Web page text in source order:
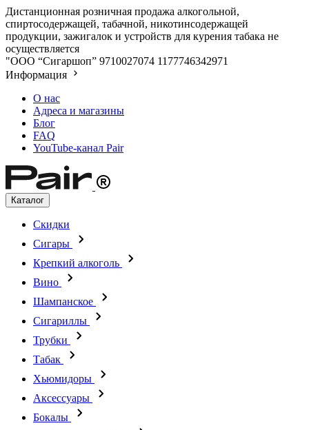
Дистанционная розничная продажа алкогольной,
спиртосодержащей, табачной, никотинсодержащей
продукции, зажигалок и устройств для курения табака не
осуществляется
"ООО “Сигаршоп” 9710027074 1177746342971
Информация
О нас
Адреса и магазины
Блог
FAQ
YouTube-канал Pair
Каталог
Скидки
Сигары
Крепкий алкоголь
Вино
Шампанское
Сигариллы
Трубки
Табак
Хьюмидоры
Аксессуары
Бокалы